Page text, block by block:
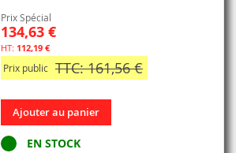
Prix Spécial
134,63 €
112,19 €
Prix public TTC: 161,56 €
Ajouter au panier
EN STOCK